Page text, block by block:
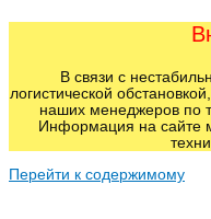
В связи с
логистической
наших менеджеров по
Информация на сайте
Перейти к содержимому